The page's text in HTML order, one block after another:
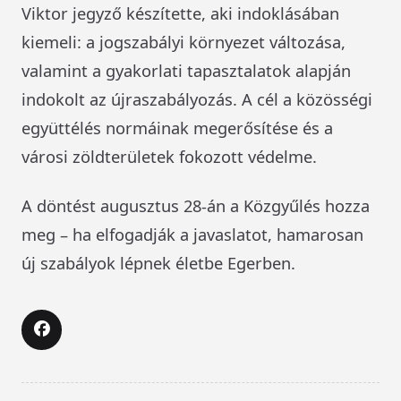
Viktor jegyző készítette, aki indoklásában
kiemeli: a jogszabályi környezet változása,
valamint a gyakorlati tapasztalatok alapján
indokolt az újraszabályozás. A cél a közösségi
együttélés normáinak megerősítése és a
városi zöldterületek fokozott védelme.
A döntést augusztus 28-án a Közgyűlés hozza
meg – ha elfogadják a javaslatot, hamarosan
új szabályok lépnek életbe Egerben.